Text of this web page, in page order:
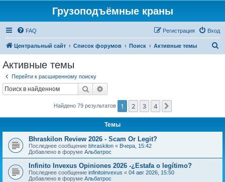
Грузоподъёмные краны
FAQ Вход
Регистрация
Центральный сайт Список форумов Поиск Активные темы
Активные темы
Перейти к расширенному поиску
Поиск
Найдено 79 результатов 1 2 3 4
Темы
Bhraskilon Review 2026 - Scam Or Legit?
Последнее сообщение bhraskilon « Вчера, 15:42
Добавлено в форуме Альбатрос
Infinito Invexus Opiniones 2026 -¿Estafa o legítimo?
Последнее сообщение infinitoinvexus « 04 авг 2026, 15:50
Добавлено в форуме Альбатрос